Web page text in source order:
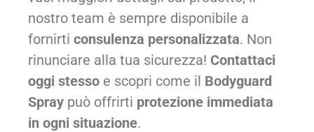
nostro team è sempre disponibile a
fornirti consulenza personalizzata. Non
rinunciare alla tua sicurezza! Contattaci
oggi stesso e scopri come il Bodyguard
Spray può offrirti protezione immediata
in ogni situazione.